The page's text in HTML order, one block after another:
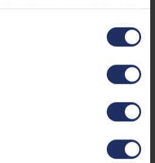
womöglich nicht
Sie in
Pivot-Funktion, Schwenkbar